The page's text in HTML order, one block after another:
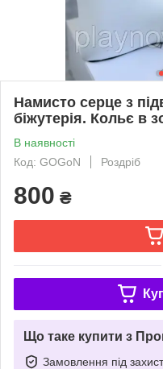
Намисто серце з
біжутерія. Кольє в
В наявності
Код: GOGoN
Роздріб
800 ₴
Що таке купити з
Замовлення під